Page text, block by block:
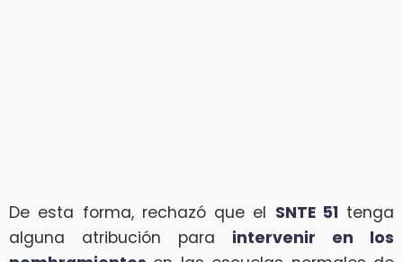
De esta forma, rechazó que el SNTE 51 tenga
alguna atribución para intervenir en los